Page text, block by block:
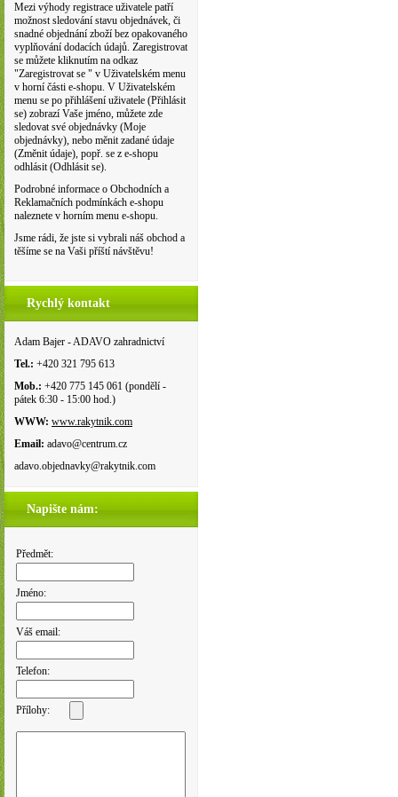
Mezi výhody registrace uživatele patří
možnost sledování stavu objednávek, či
snadné objednání zboží bez opakovaného
vyplňování dodacích údajů. Zaregistrovat
se můžete kliknutím na odkaz
"Zaregistrovat se " v Uživatelském menu
v horní části e-shopu. V Uživatelském
menu se po přihlášení uživatele (Přihlásit
se) zobrazí Vaše jméno, můžete zde
sledovat své objednávky (Moje
objednávky), nebo měnit zadané údaje
(Změnit údaje), popř. se z e-shopu
odhlásit (Odhlásit se).
Podrobné informace o Obchodních a
Reklamačních podmínkách e-shopu
naleznete v horním menu e-shopu.
Jsme rádi, že jste si vybrali náš obchod a
těšíme se na Vaši příští návštěvu!
Rychlý kontakt
Adam Bajer - ADAVO zahradnictví
Tel.: +420 321 795 613
Mob.: +420 775 145 061 (pondělí -
pátek 6:30 - 15:00 hod.)
WWW: www.rakytnik.com
Email: adavo@centrum.cz
adavo.objednavky@rakytnik.com
Napište nám:
Předmět:
Jméno:
Váš email:
Telefon:
Přílohy: